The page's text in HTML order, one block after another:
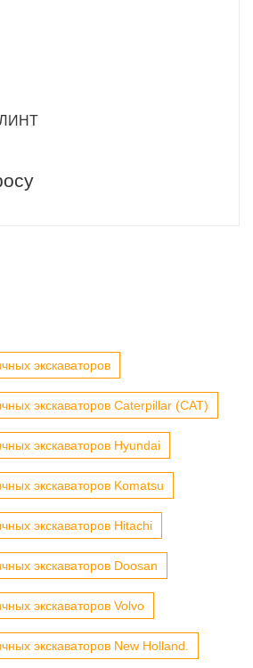
экскаваторов
экскаваторов Caterpillar (CAT)
экскаваторов Hyundai
экскаваторов Komatsu
экскаваторов Hitachi
экскаваторов Doosan
экскаваторов Volvo
экскаваторов New Holland.